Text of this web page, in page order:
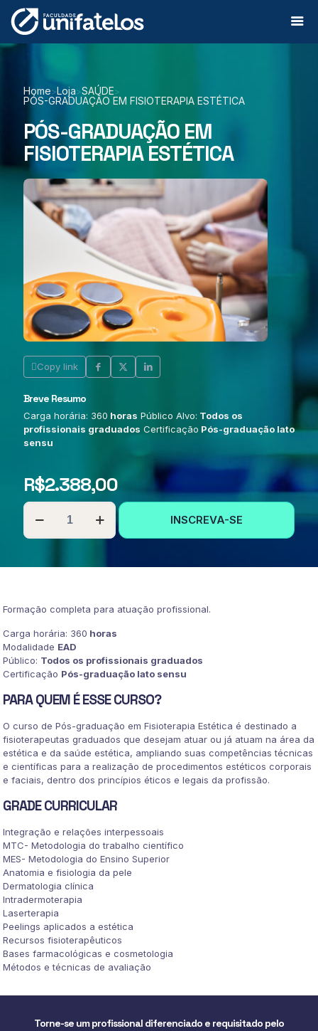
Home>Loja>SAÚDE>
PÓS-GRADUAÇÃO EM FISIOTERAPIA ESTÉTICA
PÓS-GRADUAÇÃO EM
FISIOTERAPIA ESTÉTICA
Copy link
Breve Resumo
Carga horária: 360 horas Público Alvo: Todos os
profissionais graduados Certificação Pós-graduação lato
sensu
R$2.388,00
PÓS-
GRADUAÇÃO
EM
INSCREVA-SE
Formação completa para atuação profissional.
Carga horária: 360 horas
Modalidade EAD
Público: Todos os profissionais graduados
Certificação Pós-graduação lato sensu
PARA QUEM É ESSE CURSO?
O curso de Pós-graduação em Fisioterapia Estética é destinado a
fisioterapeutas graduados que desejam atuar ou já atuam na área da
estética e da saúde estética, ampliando suas competências técnicas
e científicas para a realização de procedimentos estéticos corporais
e faciais, dentro dos princípios éticos e legais da profissão.
GRADE CURRICULAR
Integração e relações interpessoais
MTC- Metodologia do trabalho científico
MES- Metodologia do Ensino Superior
Anatomia e fisiologia da pele
Dermatologia clínica
Intradermoterapia
Laserterapia
Peelings aplicados a estética
Recursos fisioterapêuticos
Bases farmacológicas e cosmetologia
Métodos e técnicas de avaliação
Torne-se um profissional diferenciado e requisitado pelo